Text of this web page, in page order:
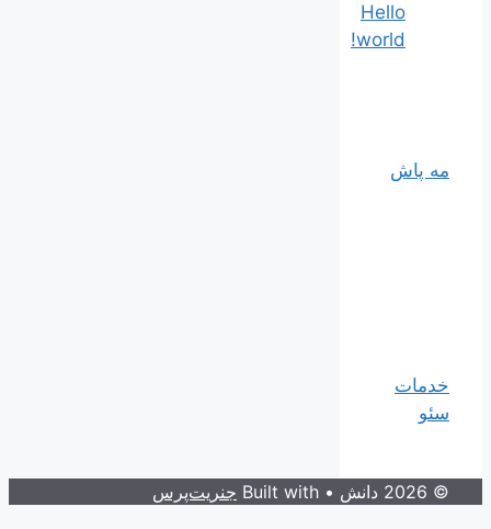
Hello
world!
مه پاش
خدمات
سئو
© 2026 دانش • Built with جنریت‌پرس